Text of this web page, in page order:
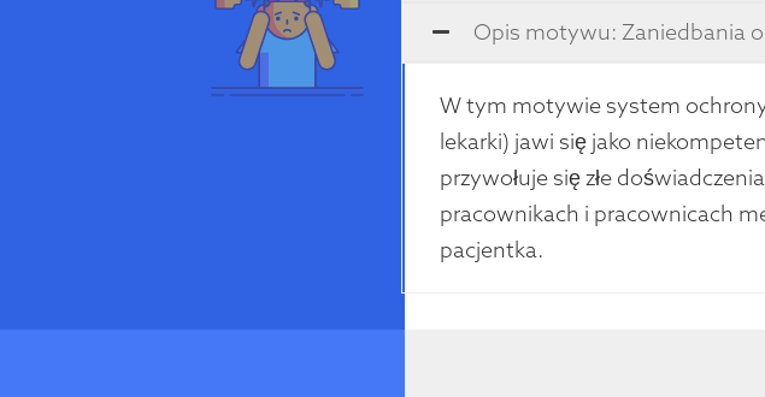
Opis motywu: Zaniedbania
W tym motywie system
lekarki) jawi się jako
przywołuje się złe
pracownikach i pracownicach
pacjentka.